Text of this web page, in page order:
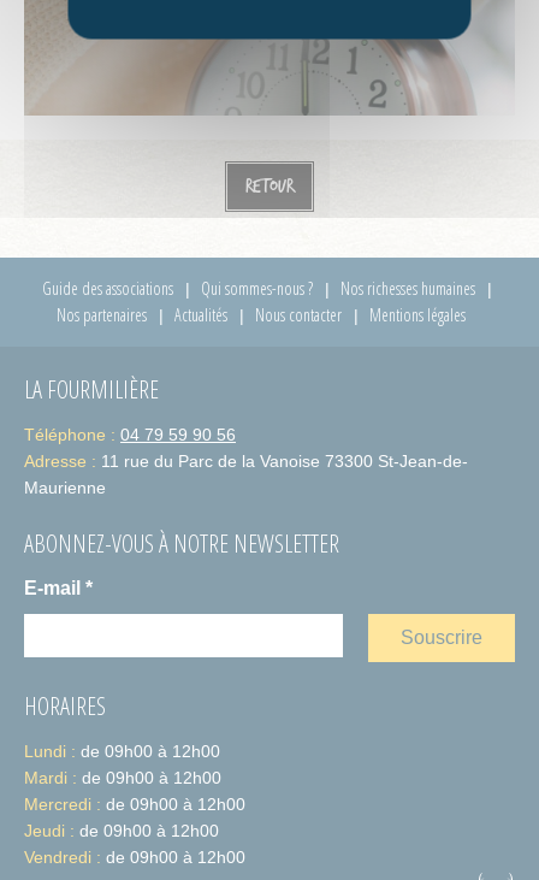
Retour
Guide des associations Qui sommes-nous ?
Nos richesses humaines
Nos partenaires
Actualités Nous contacter Mentions légales
LA FOURMILIÈRE
Téléphone : 04 79 59 90 56
Adresse : 11 rue du Parc de la Vanoise 73300 St-Jean-de-
Maurienne
ABONNEZ-VOUS À NOTRE NEWSLETTER
E-mail *
HORAIRES
Lundi : de 09h00 à 12h00
Mardi : de 09h00 à 12h00
Mercredi : de 09h00 à 12h00
Jeudi : de 09h00 à 12h00
Vendredi : de 09h00 à 12h00